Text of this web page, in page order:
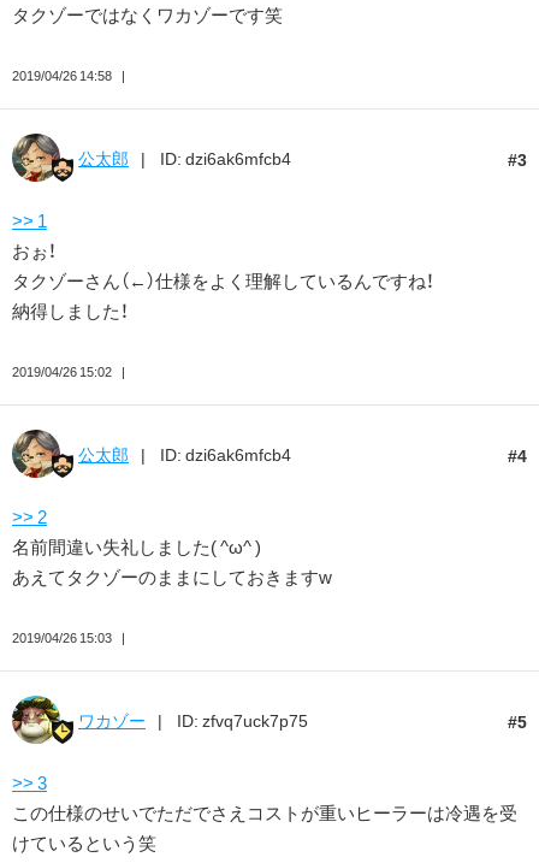
タクゾーではなくワカゾーです笑
2019/04/26 14:58
3
公太郎 ID: dzi6ak6mfcb4
>> 1
おぉ！
タクゾーさん（←）仕様をよく理解しているんですね！
納得しました！
2019/04/26 15:02
4
公太郎 ID: dzi6ak6mfcb4
>> 2
名前間違い失礼しました( ^ω^ )
あえてタクゾーのままにしておきますw
2019/04/26 15:03
5
ワカゾー ID: zfvq7uck7p75
>> 3
この仕様のせいでただでさえコストが重いヒーラーは冷遇を受
けているという笑